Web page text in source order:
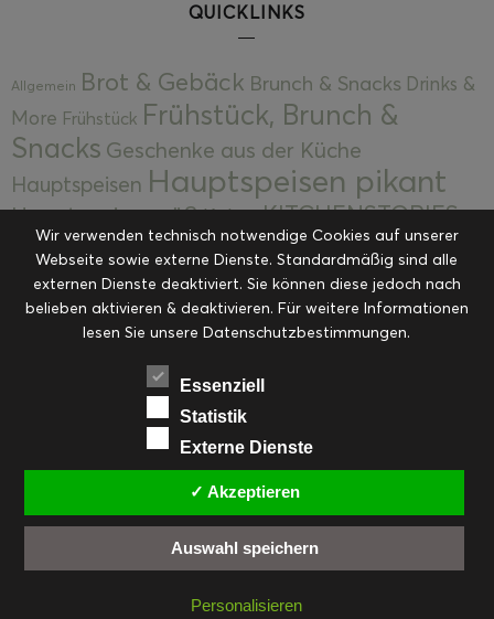
QUICKLINKS
Allgemein Brot & Gebäck Brunch & Snacks Drinks &
More Frühstück Frühstück, Brunch &
Snacks Geschenke aus der Küche
Hauptspeisen Hauptspeisen pikant
Hauptspeisen süßKekseKITCHENSTORIES
Kuchen, Torten & Desserts Kuchen und
Desserts Kulinarik Kulinarische Mitbringsel &
Eingemachtes Ohne Kategorie Ostern Resteküche
RezepteSaisonalSliderStartseite
Suppen, Salate & Vorspeisen
Vorspeisen, Salate & Suppen
Weihnachten Workshops & Events
FACEBOOK PINTEREST
EMAIL
INSTAGRAM
Wir verwenden technisch notwendige Cookies auf unserer
Webseite sowie externe Dienste. Standardmäßig sind alle
externen Dienste deaktiviert. Sie können diese jedoch nach
belieben aktivieren & deaktivieren. Für weitere Informationen
lesen Sie unsere Datenschutzbestimmungen.
Essenziell
Statistik
Externe Dienste
✓ Akzeptieren
Auswahl speichern
Personalisieren